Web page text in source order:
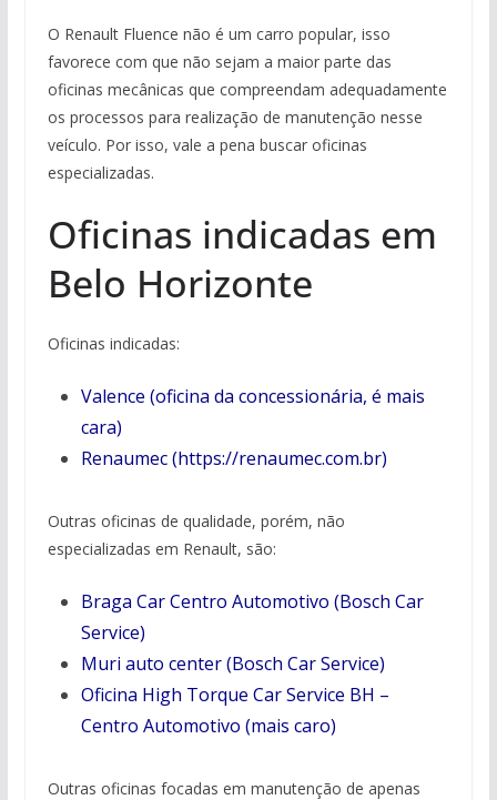
O Renault Fluence não é um carro popular, isso
favorece com que não sejam a maior parte das
oficinas mecânicas que compreendam adequadamente
os processos para realização de manutenção nesse
veículo. Por isso, vale a pena buscar oficinas
especializadas.
Oficinas indicadas em
Belo Horizonte
Oficinas indicadas:
Valence (oficina da concessionária, é mais
cara)
Renaumec (https://renaumec.com.br)
Outras oficinas de qualidade, porém, não
especializadas em Renault, são:
Braga Car Centro Automotivo (Bosch Car
Service)
Muri auto center (Bosch Car Service)
Oficina High Torque Car Service BH –
Centro Automotivo (mais caro)
Outras oficinas focadas em manutenção de apenas